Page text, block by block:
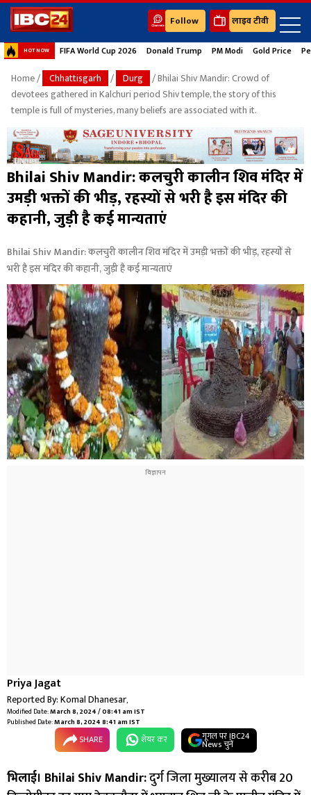
Follow लाइव टीवी
HOT NOW FIFA World Cup 2026 Donald Trump PM Modi Gold Price
Home/ Chhattisgarh / Durg / Bhilai Shiv Mandir: Crowd of
devotees gathered in Kalchuri period Shiv temple, the story of this
temple is full of mysteries, many beliefs are associated with it.
Bhilai Shiv Mandir: कलचुरी कालीन शिव मंदिर में
उमड़ी भक्तों की भीड़, रहस्यों से भरी है इस मंदिर की
कहानी, जुड़ी है कई मान्यताएं
Bhilai Shiv Mandir: कलचुरी कालीन शिव मंदिर में उमड़ी भक्तों की भीड़, रहस्यों से
भरी है इस मंदिर की कहानी, जुड़ी है कई मान्यताएं
Priya Jagat
Reported By:Komal Dhanesar,
Modified Date:March 8, 2024 / 08:41 am IST
Published Date:March 8, 2024 8:41 am IST
SHARE शेयर कर गूगल पर IBC24
News चुनें
भिलाई। Bhilai Shiv Mandir:दुर्ग जिला मुख्यालय से करीब 20